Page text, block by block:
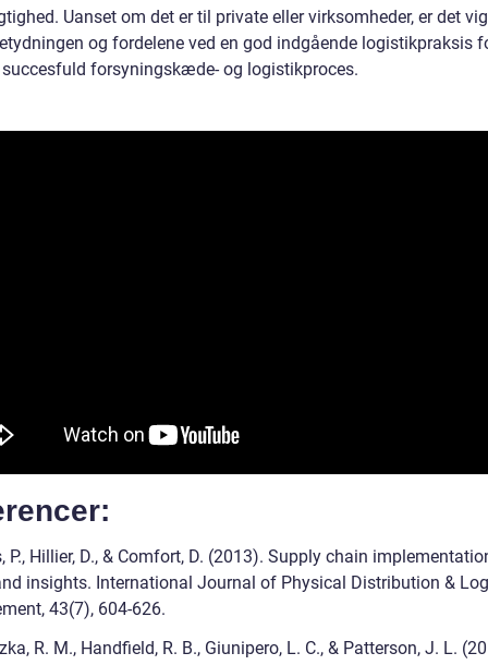
Uanset om det er til private eller virksomheder, er det
og fordelene ved en god indgående logistikpraksis
succesfuld forsyningskæde- og logistikproces.
P., Hillier, D., & Comfort, D. (2013). Supply chain
insights. International Journal of Physical Distribution &
43(7), 604-626.
R. M., Handfield, R. B., Giunipero, L. C., & Patterson, J. L.